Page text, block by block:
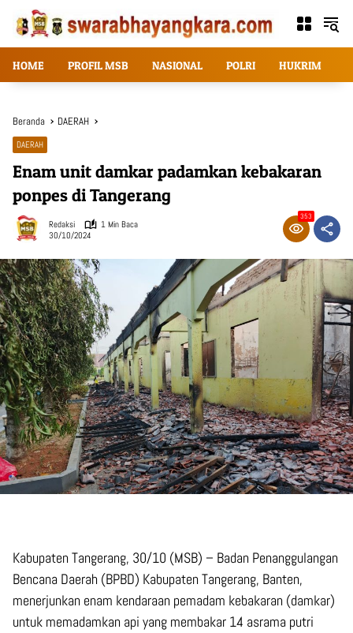
Langsung
konten
HOME PROFIL MSB NASIONAL POLRI HUKRIM
Beranda DAERAH
DAERAH
Enam unit damkar padamkan kebakaran
ponpes di Tangerang
Redaksi
1 Min Baca
30/10/2024
353
Kabupaten Tangerang, 30/10 (MSB) – Badan Penanggulangan
Bencana Daerah (BPBD) Kabupaten Tangerang, Banten,
menerjunkan enam kendaraan pemadam kebakaran (damkar)
untuk memadamkan api yang membakar 14 asrama putri